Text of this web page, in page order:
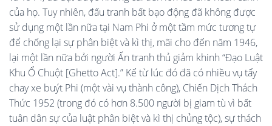
của họ. Tuy nhiên, đấu tranh bất bạo động đã không được
sử dụng một lần nữa tại Nam Phi ở một tầm mức tương tự
để chống lại sự phân biệt và kì thị, mãi cho đến năm 1946,
lại một lần nữa bởi người Ấn tranh thủ giảm khinh “Đạo Luật
Khu Ổ Chuột [Ghetto Act].” Kể từ lúc đó đã có nhiều vụ tẩy
chay xe buýt Phi (một vài vụ thành công), Chiến Dịch Thách
Thức 1952 (trong đó có hơn 8.500 người bị giam tù vì bất
tuân dân sự của luật phân biệt và kì thị chủng tộc), sự thách